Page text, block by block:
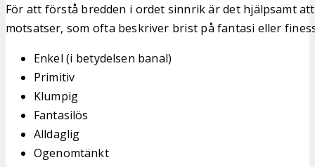
För att förstå bredden i ordet sinnrik är det hjälpsamt
motsatser, som ofta beskriver brist på fantasi eller
Enkel (i betydelsen banal)
Primitiv
Klumpig
Fantasilös
Alldaglig
Ogenomtänkt